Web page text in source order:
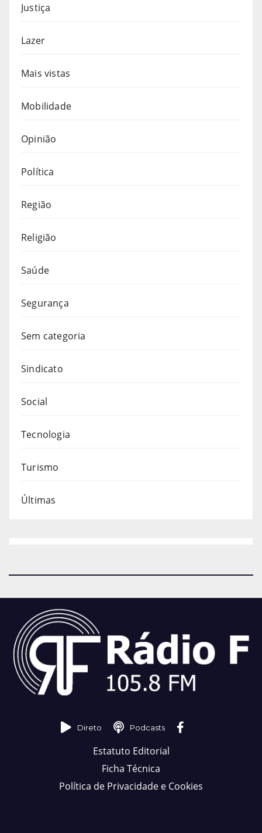
Justiça
Lazer
Mais vistas
Mobilidade
Opinião
Política
Região
Religião
Saúde
Segurança
Sem categoria
Sindicato
Social
Tecnologia
Turismo
Últimas
Direto Podcasts
Estatuto Editorial
Ficha Técnica
Política de Privacidade e Cookies